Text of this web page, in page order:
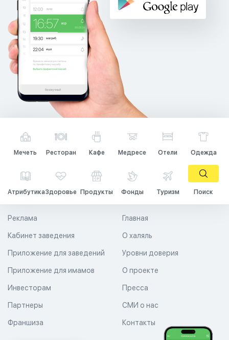
Мечеть Ресторан Кафе Медресе Отели Одежда
АтрибутикаЗдоровье Продукты Фонды Туризм Поиск
Главная
О халяль
Уровни доверия
Реклама
Кабинет заведения
Приложение для заведений
Приложение для имамов О проекте
Пресса
СМИ о нас
Контакты
Инвесторам
Партнеры
Франшиза